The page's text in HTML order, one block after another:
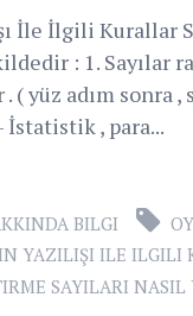
İle İlgili Kurallar
: 1. Sayılar
( yüz adım sonra
İstatistik , para...
BILGI
YAZILIŞI ILE ILGILI
SAYILARI NASIL